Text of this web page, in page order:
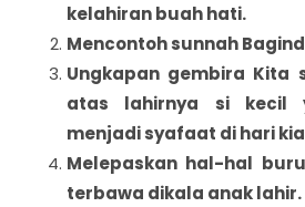
kelahiran buah hati.
Mencontoh sunnah
Ungkapan gembira Kita
atas lahirnya si kecil
menjadi syafaat di hari
Melepaskan hal-hal
terbawa dikala anak lahir.